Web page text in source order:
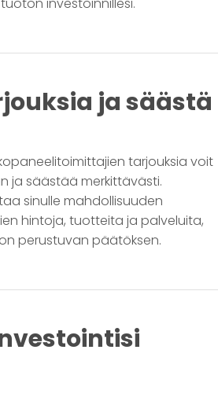
investoinnillesi.
ja säästä
tarjouksia voit
ja säästää merkittävästi.
sinulle mahdollisuuden
hintoja, tuotteita ja palveluita,
perustuvan päätöksen.